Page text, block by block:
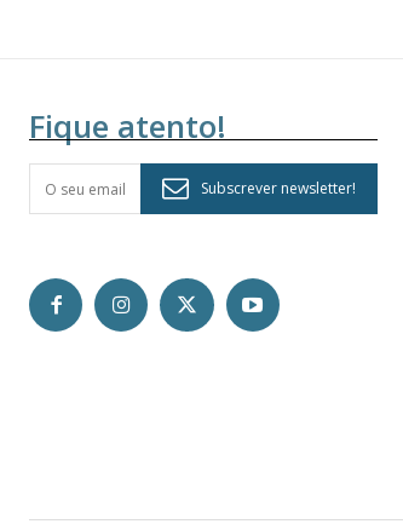
Fique atento!
Subscrever newsletter!